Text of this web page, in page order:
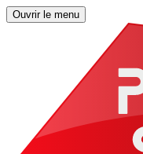
Ouvrir le menu